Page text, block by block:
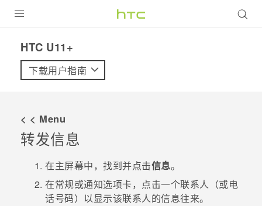
VIVE
支持帮助
在线客服
HTC U11+‎
下载用户指南
< < Menu
转发信息
在主屏幕中，找到并点击信息。
在常规或通知选项卡，点击一个联系人（或电
话号码）以显示该联系人的信息往来。